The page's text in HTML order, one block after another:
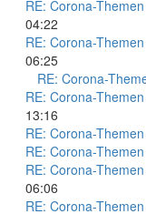
RE: Corona-Themen
04:22
RE: Corona-Themen
06:25
RE: Corona-
RE: Corona-Themen
13:16
RE: Corona-Themen
RE: Corona-Themen
RE: Corona-Themen
06:06
RE: Corona-Themen